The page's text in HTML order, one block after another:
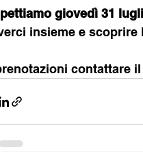
giovedì 31
insieme e scoprire
contattare